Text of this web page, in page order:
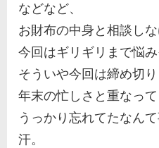
などなど、
お財布の中身と相談し
今回はギリギリまで悩み
そういや今回は締め切
年末の忙しさと重なって
うっかり忘れてたなん
汗。